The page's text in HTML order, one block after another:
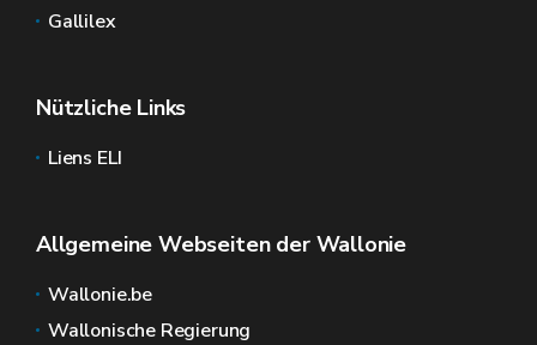
Gallilex
Nützliche Links
Liens ELI
Allgemeine Webseiten der Wallonie
Wallonie.be
Wallonische Regierung